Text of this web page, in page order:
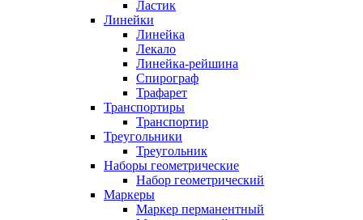
Ластик
Линейки
Линейка
Лекало
Линейка-рейшина
Спирограф
Трафарет
Транспортиры
Транспортир
Треугольники
Треугольник
Наборы геометрические
Набор геометрический
Маркеры
Маркер перманентный